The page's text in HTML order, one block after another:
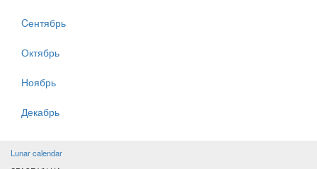
Cентябрь
Октябрь
Ноябрь
Декабрь
Lunar calendar